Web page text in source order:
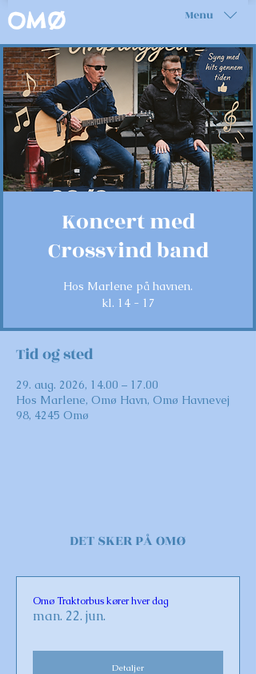
Menu
OMØ
Koncert med
Crossvind band
Hos Marlene på havnen.
kl. 14 - 17
Tid og sted
29. aug. 2026, 14.00 – 17.00
Hos Marlene, Omø Havn, Omø Havnevej
98, 4245 Omø
DET SKER PÅ OMØ
Omø Traktorbus kører hver dag
man. 22. jun.
Detaljer